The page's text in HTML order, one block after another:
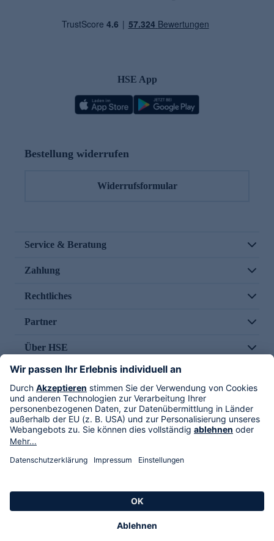
HSE App
Bestellung widerrufen
Widerrufsformular
Service & Beratung
Zahlung
Rechtliches
Partner
Über HSE
Im TV
HSE International